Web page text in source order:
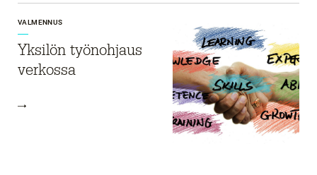
VALMENNUS
Yksilön työnohjaus
verkossa